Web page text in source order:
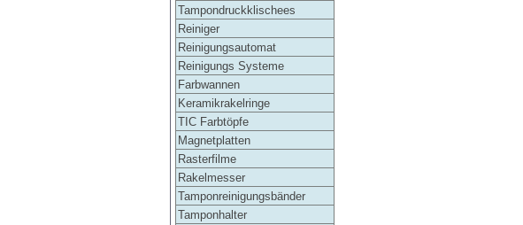
Tampondruckklischees
Reiniger
Reinigungsautomat
Reinigungs Systeme
Farbwannen
Keramikrakelringe
TIC Farbtöpfe
Magnetplatten
Rasterfilme
Rakelmesser
Tamponreinigungsbänder
Tamponhalter